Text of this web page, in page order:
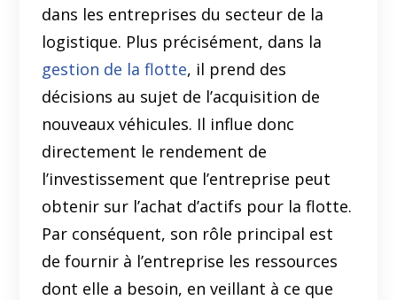
dans les entreprises du secteur de la
logistique. Plus précisément, dans la
gestion de la flotte, il prend des
décisions au sujet de l’acquisition de
nouveaux véhicules. Il influe donc
directement le rendement de
l’investissement que l’entreprise peut
obtenir sur l’achat d’actifs pour la flotte.
Par conséquent, son rôle principal est
de fournir à l’entreprise les ressources
dont elle a besoin, en veillant à ce que